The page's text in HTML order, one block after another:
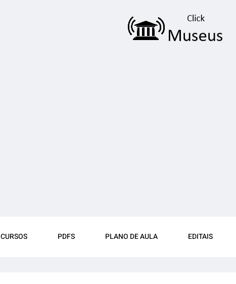
CURSOS PDFS PLANO DE AULA EDITAIS